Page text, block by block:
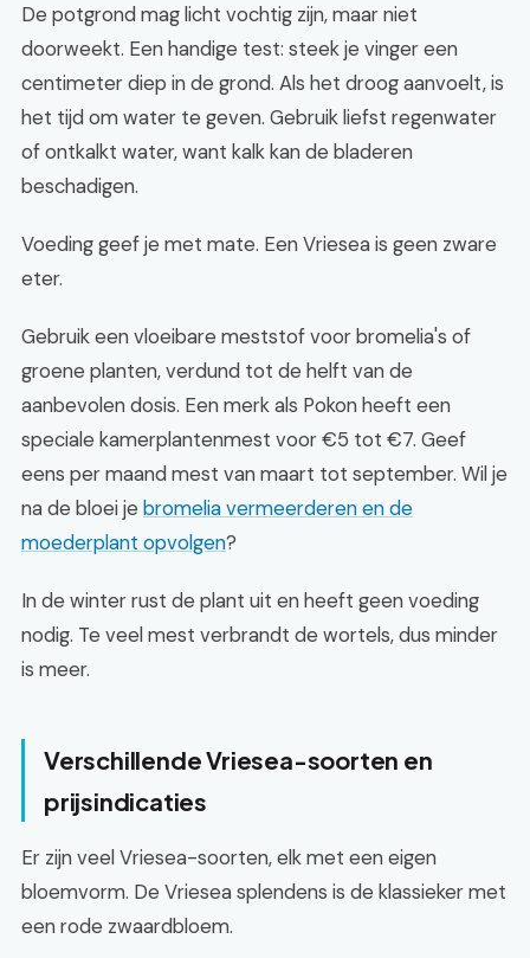
De potgrond mag licht vochtig zijn, maar niet
doorweekt. Een handige test: steek je vinger een
centimeter diep in de grond. Als het droog aanvoelt, is
het tijd om water te geven. Gebruik liefst regenwater
of ontkalkt water, want kalk kan de bladeren
beschadigen.
Voeding geef je met mate. Een Vriesea is geen zware
eter.
Gebruik een vloeibare meststof voor bromelia's of
groene planten, verdund tot de helft van de
aanbevolen dosis. Een merk als Pokon heeft een
speciale kamerplantenmest voor €5 tot €7. Geef
eens per maand mest van maart tot september. Wil je
na de bloei je bromelia vermeerderen en de
moederplant opvolgen?
In de winter rust de plant uit en heeft geen voeding
nodig. Te veel mest verbrandt de wortels, dus minder
is meer.
Verschillende Vriesea-soorten en
prijsindicaties
Er zijn veel Vriesea-soorten, elk met een eigen
bloemvorm. De Vriesea splendens is de klassieker met
een rode zwaardbloem.